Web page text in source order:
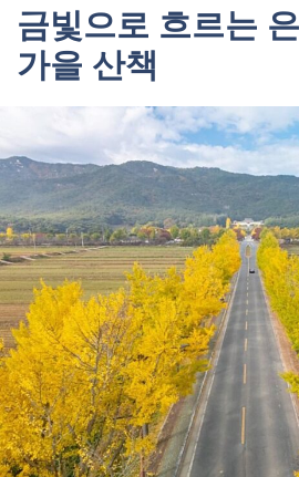
금빛으로 흐르는
가을 산책